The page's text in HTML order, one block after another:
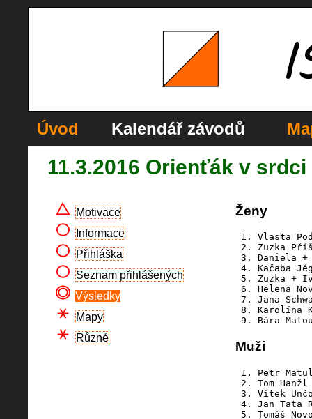
Úvod Kalendář závodů
11.3.2016 Orienťák v
Motivace
Informace
Přihláška
Seznam přihlášených
Výsledky
Mapy
Různé
Ženy
1. Vlasta
2. Zuzka
3. Daniela
4. Kačaba
5. Zuzka +
6. Helena
7. Jana
8. Karolína
Muži
1. Petr
2. Tom
3. Vítek
4. Jan Tata
5. Tomáš